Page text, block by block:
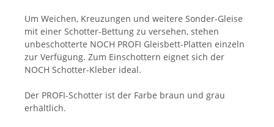
Um Weichen, Kreuzungen und weitere Sonder-Gleise
mit einer Schotter-Bettung zu versehen, stehen
unbeschotterte NOCH PROFI Gleisbett-Platten einzeln
zur Verfügung. Zum Einschottern eignet sich der
NOCH Schotter-Kleber ideal.
Der PROFI-Schotter ist der Farbe braun und grau
erhältlich.